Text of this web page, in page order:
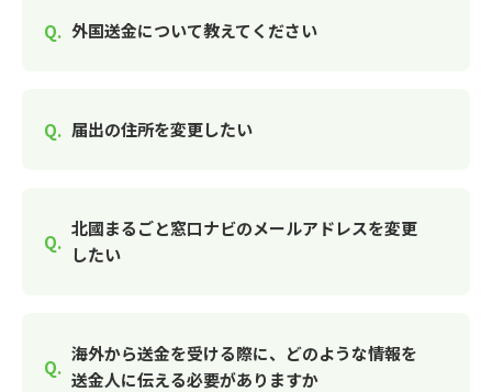
外国送金について教えてください
届出の住所を変更したい
北國まるごと窓口ナビのメールアドレスを変更
したい
海外から送金を受ける際に、どのような情報を
送金人に伝える必要がありますか